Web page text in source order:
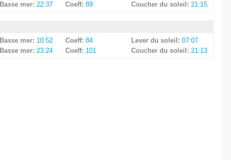
Basse mer: 22:37 Coeff: 89 Coucher du soleil: 21:15
Basse mer: 10:52 Coeff: 84 Lever du soleil: 07:07
Basse mer: 23:24 Coeff: 101 Coucher du soleil: 21:13